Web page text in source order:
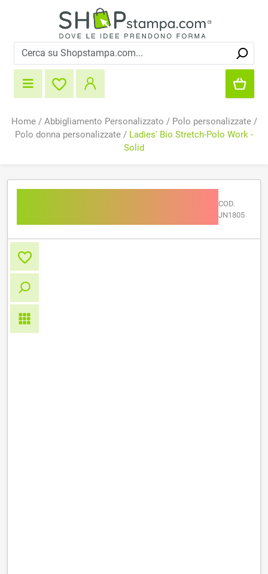
Home/ Abbigliamento Personalizzato / Polo personalizzate/
Polo donna personalizzate / Ladies' Bio Stretch-Polo Work -
Solid
COD.
JN1805